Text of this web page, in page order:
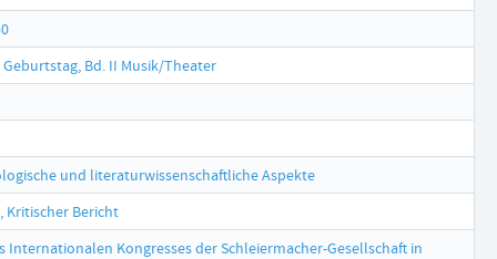
Bd. II Musik/Theater
und literaturwissenschaftliche Aspekte
Kritischer Bericht
Kongresses der Schleiermacher-Gesellschaft in